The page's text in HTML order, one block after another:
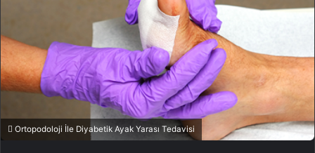
Ortopodoloji İle Diyabetik Ayak Yarası Tedavisi